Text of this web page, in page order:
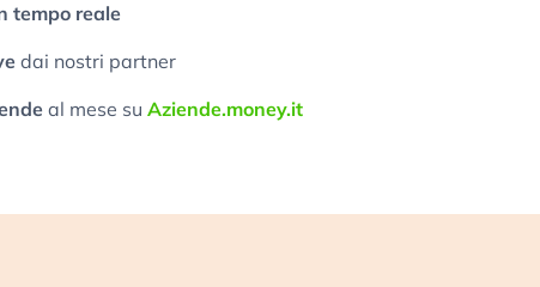
tempo reale
dai nostri partner
al mese su Aziende.money.it